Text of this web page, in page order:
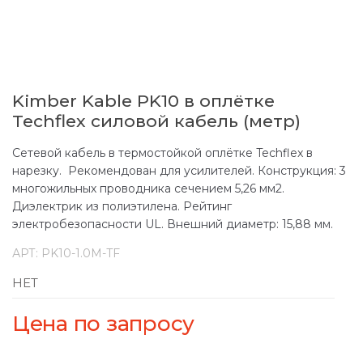
Kimber Kable PK10 в оплётке
Techflex силовой кабель (метр)
Сетевой кабель в термостойкой оплётке Techflex в
нарезку. Рекомендован для усилителей. Конструкция: 3
многожильных проводника сечением 5,26 мм2.
Диэлектрик из полиэтилена. Рейтинг
электробезопасности UL. Внешний диаметр: 15,88 мм.
АРТ: PK10-1.0M-TF
НЕТ
Цена по запросу